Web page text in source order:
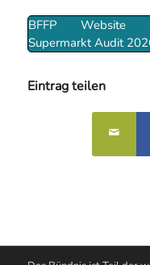
BFFP Website
Supermarkt Audit
Eintrag teilen